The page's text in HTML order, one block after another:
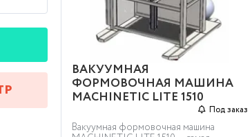
ВАКУУМНАЯ
ФОРМОВОЧНАЯ МАШИНА
MACHINETIC LITE 1510
Под заказ
Вакуумная формовочная машина